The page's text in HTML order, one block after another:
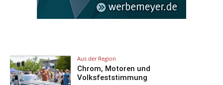
Aus der Region
Chrom, Motoren und
Volksfeststimmung